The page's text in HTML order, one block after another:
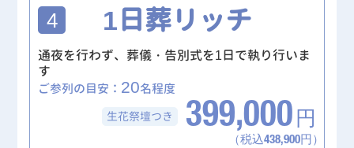
4 1日葬リッチ
通夜を行わず、葬儀・告別式を1日で執り行いま
す
ご参列の目安： 20名程度
生花祭壇つき 399,000 円
（税込438,900円）